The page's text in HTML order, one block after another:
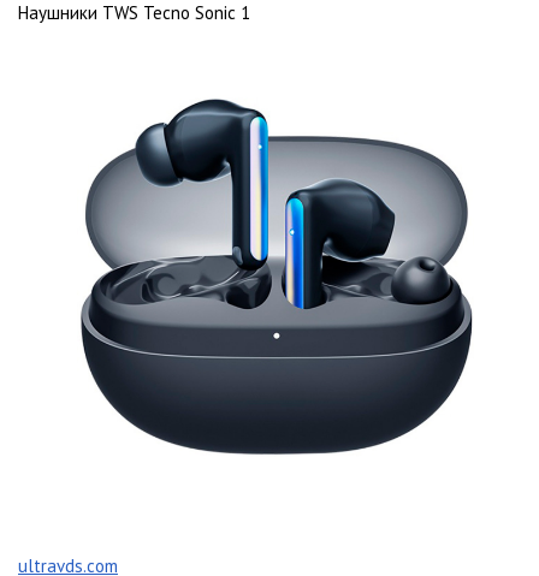
Наушники TWS Tecno Sonic 1
ultravds.com